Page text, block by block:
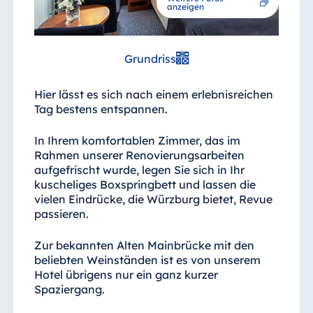
Hotel Amelia
China
Hotel Taicang
Hotel &
Conference
Center Taicang
Italien
Resort Calabria
anzeigen
Grundriss
Hier lässt es sich nach einem erlebnisreichen
Tag bestens entspannen.
In Ihrem komfortablen Zimmer, das im
Rahmen unserer Renovierungsarbeiten
aufgefrischt wurde, legen Sie sich in Ihr
kuscheliges Boxspringbett und lassen die
vielen Eindrücke, die Würzburg bietet, Revue
passieren.
Zur bekannten Alten Mainbrücke mit den
beliebten Weinständen ist es von unserem
Hotel übrigens nur ein ganz kurzer
Spaziergang.